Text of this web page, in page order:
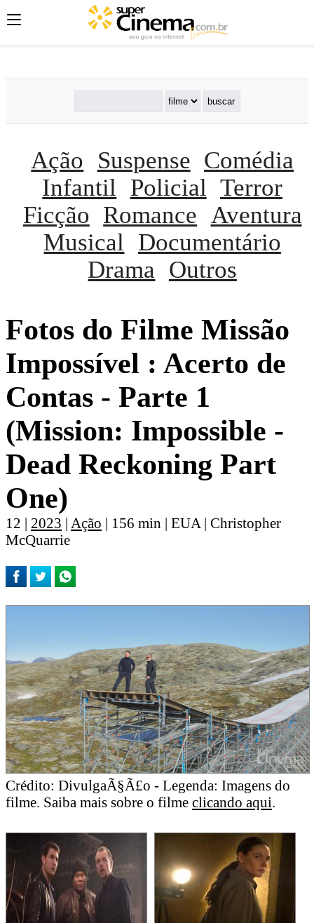
';';
Ação Suspense Comédia
Infantil
Policial Terror
Ficção Romance Aventura
Musical
Documentário
Drama
Outros
Fotos do Filme Missão
Impossí­vel : Acerto de
Contas - Parte 1
(Mission: Impossible -
Dead Reckoning Part
One)
12 | 2023 | Ação | 156 min | EUA | Christopher
McQuarrie
Crédito: DivulgaÃ§Ã£o - Legenda: Imagens do
filme. Saiba mais sobre o filme clicando aqui.